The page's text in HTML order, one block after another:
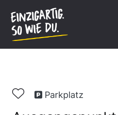
springen
Parkplatz